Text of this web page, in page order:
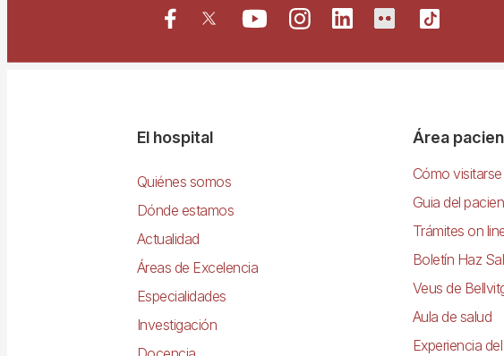
NavegacióEl hospital
Quiénes somos
Dónde estamos
Actualidad
Áreas de Excelencia
Especialidades
Investigación
Área
Cómo visitarse
Guia del
Trámites on
Boletín Haz
Veus de
Aula de salud
Experiencia